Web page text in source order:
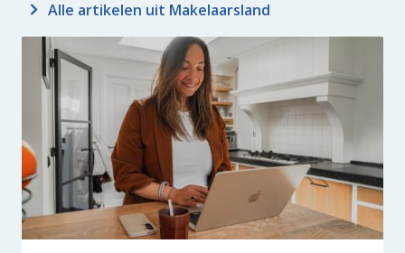
Alle artikelen uit Makelaarsland